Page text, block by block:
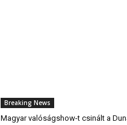
Breaking News
Magyar valóságshow-t csinált a